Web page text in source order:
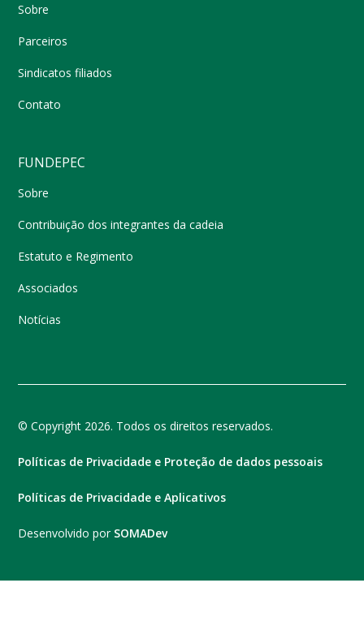
Sobre
Parceiros
Sindicatos filiados
Contato
FUNDEPEC
Sobre
Contribuição dos integrantes da cadeia
Estatuto e Regimento
Associados
Notícias
© Copyright 2026. Todos os direitos reservados.
Políticas de Privacidade e Proteção de dados pessoais
Políticas de Privacidade e Aplicativos
Desenvolvido por SOMADev